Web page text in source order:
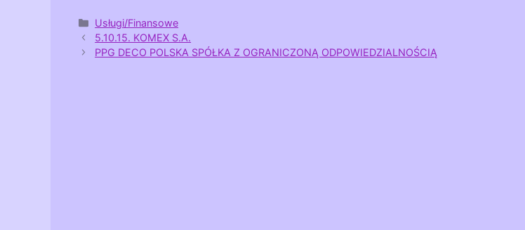
Kategorie
Usługi/Finansowe
5.10.15. KOMEX S.A.
PPG DECO POLSKA SPÓŁKA Z OGRANICZONĄ ODPOWIEDZIALNOŚCIĄ